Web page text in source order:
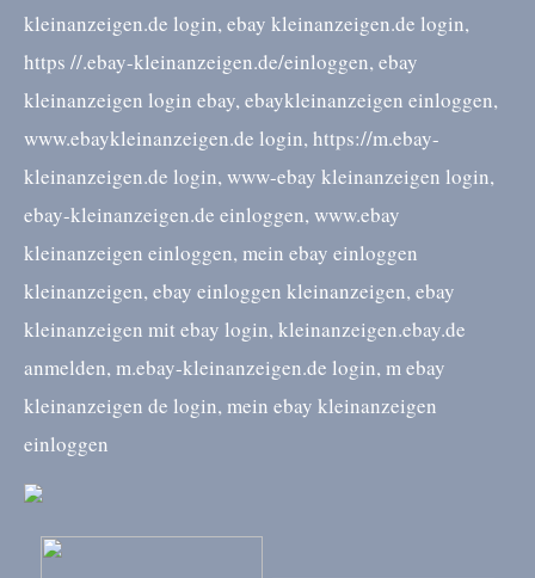
kleinanzeigen.de login, ebay kleinanzeigen.de login,
https //.ebay-kleinanzeigen.de/einloggen, ebay
kleinanzeigen login ebay, ebaykleinanzeigen einloggen,
www.ebaykleinanzeigen.de login, https://m.ebay-
kleinanzeigen.de login, www-ebay kleinanzeigen login,
ebay-kleinanzeigen.de einloggen, www.ebay
kleinanzeigen einloggen, mein ebay einloggen
kleinanzeigen, ebay einloggen kleinanzeigen, ebay
kleinanzeigen mit ebay login, kleinanzeigen.ebay.de
anmelden, m.ebay-kleinanzeigen.de login, m ebay
kleinanzeigen de login, mein ebay kleinanzeigen
einloggen